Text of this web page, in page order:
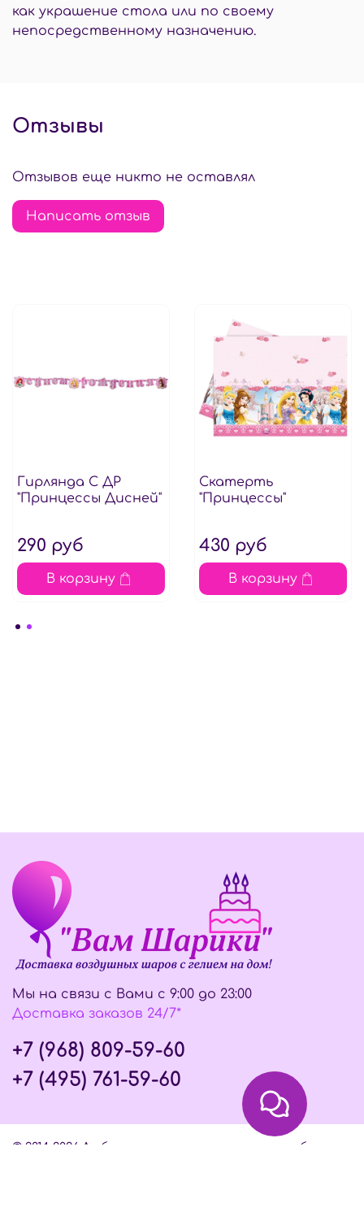
как украшение стола или по своему
непосредственному назначению.
Отзывы
Отзывов еще никто не оставлял
Написать отзыв
Гирлянда С ДР
"Принцессы Дисней"
290 руб
В корзину
Скатерть
"Принцессы"
430 руб
В корзину
Мы на связи с Вами с 9:00 до 23:00
Доставка заказов 24/7*
+7 (968) 809-59-60
+7 (495) 761-59-60
© 2014-2026 Любое использование контента без